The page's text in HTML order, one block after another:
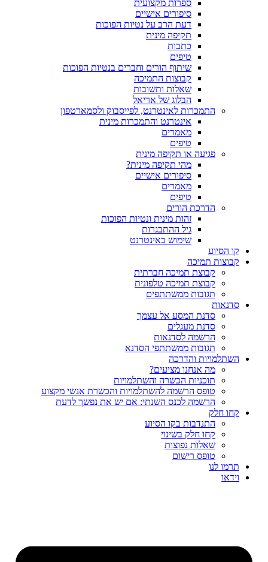
ספרות מקצועית
סיפורים אישיים
דעת הרב על נטיות הפוכות
תקיפה מינית
כתבות
טיפים
שיתוף הורים וחברים בנטיות הפוכות
קבוצות התמיכה
שאלות ותשובות
הבלוג של אריאל
התמכרות לאינטרנט, לפייסבוק ולסמארטפון
אינטרנט והתמכרות מינית
מאמרים
טיפים
פגיעה או תקיפה מינית
מהי תקיפה מינית?
סיפורים אישיים
מאמרים
טיפים
הדרכת הורים
זהות מינית ונטיות הפוכות
גיל ההתבגרות
שימוש באינטרנט
קו הסיוע
קבוצות תמיכה
קבוצת תמיכה חברתית
קבוצת תמיכה טלפונית
תגובות ממשתתפים
סדנאות
סדנת המסע אל עצמך
סדנת מעגלים
הרשמה לסדנאות
תגובות ממשתתפי הסדנא
השתלמויות והדרכה
מה אנחנו מציעים?
תוכניות הכשרה והשתלמויות
טופס הרשמה להשתלמויות והכשרת אנשי מקצוע
הרשמה לכנס השנתי: אם יש את נפשך לדעת
קחו חלק
התנדבות בקו הסיוע
קחו חלק בשינוי
שאלות נפוצות
טופס רישום
תרמו לנו
וידאו